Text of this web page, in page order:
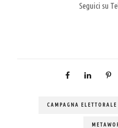
Seguici su
CAMPAGNA ELETTORALE